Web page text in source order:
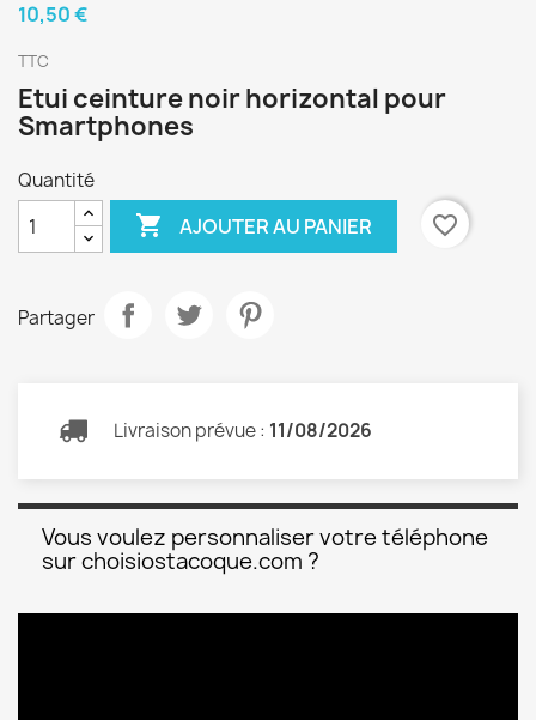
10,50 €
TTC
Etui ceinture noir horizontal pour
Smartphones
Quantité
 AJOUTER AU PANIER favorite_border
Partager
Livraison prévue : 11/08/2026
Vous voulez personnaliser votre téléphone
sur choisiostacoque.com ?